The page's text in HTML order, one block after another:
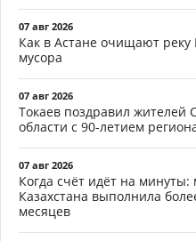
07 авг 2026
Как в Астане очищают реку
мусора
07 авг 2026
Токаев поздравил жителей
области с 90-летием
07 авг 2026
Когда счёт идёт на
Казахстана выполнила
месяцев